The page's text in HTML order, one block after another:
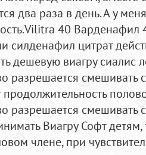
два раза в день. А у
40 Варденафил
силденафил цитрат
дешевую виагру сиалис
разрешается
разрешается
Виагру Софт
члене, при